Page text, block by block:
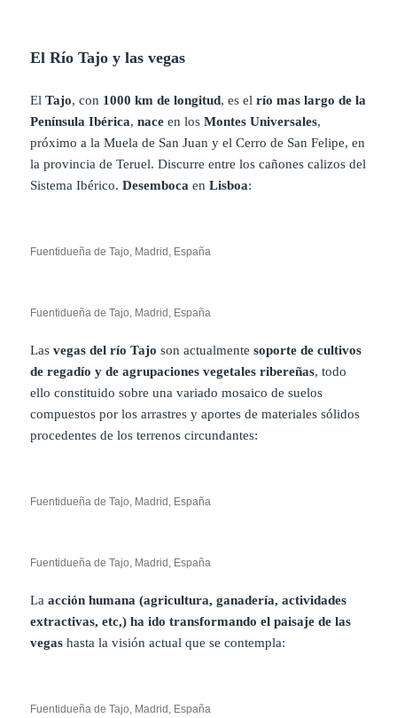
El Río Tajo y las vegas
ElTajo, con 1000 km de longitud, es elrío mas largo de la
Península Ibérica,nace en losMontes Universales,
próximo a la Muela de San Juan y el Cerro de San Felipe, en
la provincia de Teruel. Discurre entre los cañones calizos del
Sistema Ibérico.Desemboca enLisboa:
Fuentidueña de Tajo, Madrid, España
Fuentidueña de Tajo, Madrid, España
Las vegas del río Tajoson actualmentesoporte de cultivos
de regadío y de agrupaciones vegetales ribereñas, todo
ello constituido sobre una variado mosaico de suelos
compuestos por los arrastres y aportes de materiales sólidos
procedentes de los terrenos circundantes:
Fuentidueña de Tajo, Madrid, España
Fuentidueña de Tajo, Madrid, España
Laacción humana (agricultura, ganadería, actividades
extractivas, etc,) ha ido transformando el paisaje de las
vegashasta la visión actual que se contempla:
Fuentidueña de Tajo, Madrid, España